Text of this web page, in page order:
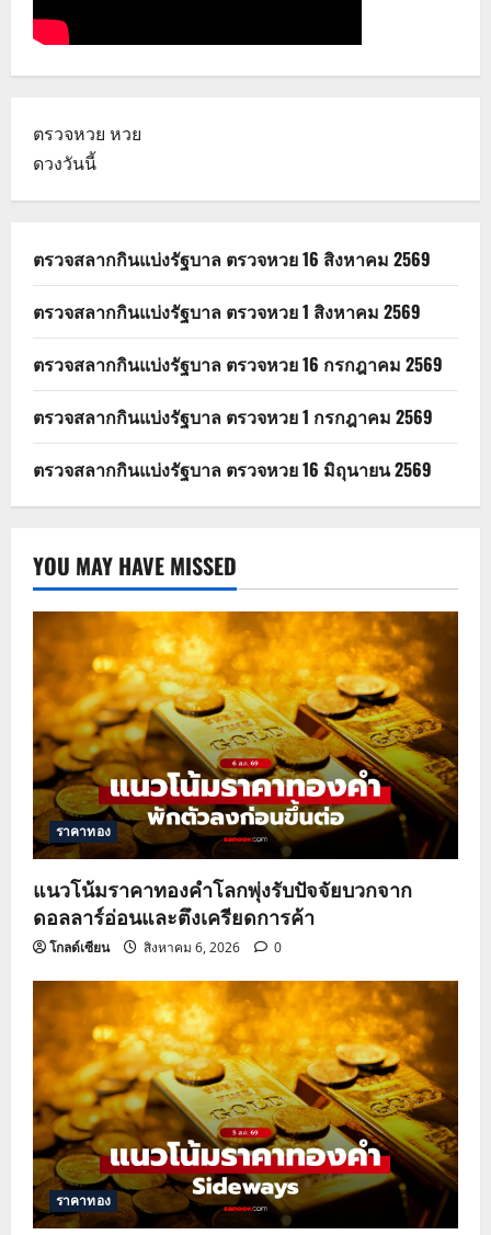
ตรวจหวย หวย
ดวงวันนี้
ตรวจสลากกินแบ่งรัฐบาล ตรวจหวย 16 สิงหาคม 2569
ตรวจสลากกินแบ่งรัฐบาล ตรวจหวย 1 สิงหาคม 2569
ตรวจสลากกินแบ่งรัฐบาล ตรวจหวย 16 กรกฎาคม 2569
ตรวจสลากกินแบ่งรัฐบาล ตรวจหวย 1 กรกฎาคม 2569
ตรวจสลากกินแบ่งรัฐบาล ตรวจหวย 16 มิถุนายน 2569
YOU MAY HAVE MISSED
ราคาทอง
แนวโน้มราคาทองคำโลกพุ่งรับปัจจัยบวกจาก
ดอลลาร์อ่อนและตึงเครียดการค้า
โกลด์เซียน สิงหาคม 6, 2026 0
ราคาทอง